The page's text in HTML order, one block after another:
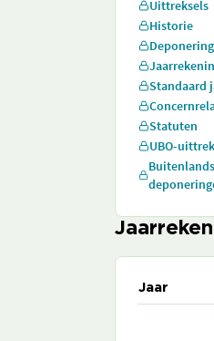
Uittreksels
Historie
Standaard
Statuten
UBO-
Jaar